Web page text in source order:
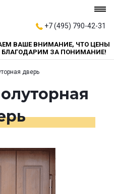
+7 (495) 790-42-31
ВАШЕ ВНИМАНИЕ, ЧТО ЦЕНЫ
БЛАГОДАРИМ ЗА ПОНИМАНИЕ!
дверь